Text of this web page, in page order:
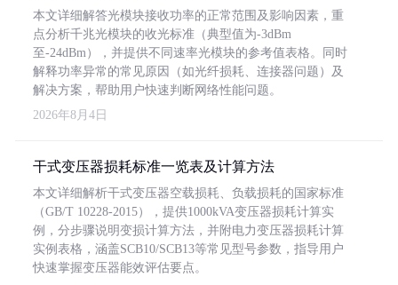
本文详细解答光模块接收功率的正常范围及影响因素，重
点分析千兆光模块的收光标准（典型值为-3dBm
至-24dBm），并提供不同速率光模块的参考值表格。同时
解释功率异常的常见原因（如光纤损耗、连接器问题）及
解决方案，帮助用户快速判断网络性能问题。
2026年8月4日
干式变压器损耗标准一览表及计算方法
本文详细解析干式变压器空载损耗、负载损耗的国家标准
（GB/T 10228-2015），提供1000kVA变压器损耗计算实
例，分步骤说明变损计算方法，并附电力变压器损耗计算
实例表格，涵盖SCB10/SCB13等常见型号参数，指导用户
快速掌握变压器能效评估要点。